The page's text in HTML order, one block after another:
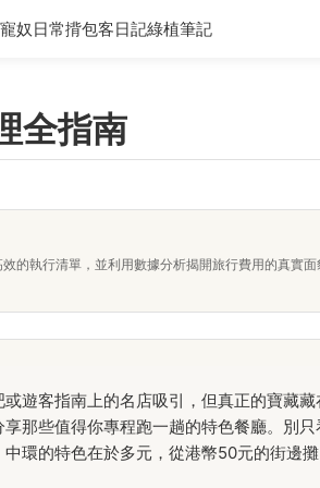
寵奴日常揹包客日記綠植筆記
全指南
的執行清單，並利用數據分析揭開旅行費用的真實
遊客指南上的名店吸引，但真正的寶藏藏
那些值得你專程跑一趟的特色餐廳。別只
環的特色在於多元，從港幣50元的街邊攤